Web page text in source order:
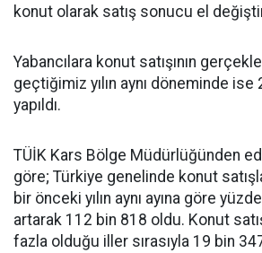
konut olarak satış sonucu el
Yabancılara konut satışının
geçtiğimiz yılın aynı döneminde ise
yapıldı.
TÜİK Kars Bölge Müdürlüğünden
göre; Türkiye genelinde konut
bir önceki yılın aynı ayına göre
artarak 112 bin 818 oldu. Konut satış
fazla olduğu iller sırasıyla 19 bin